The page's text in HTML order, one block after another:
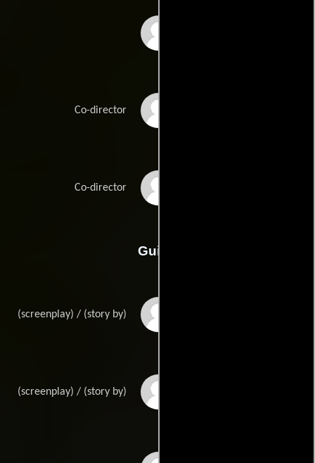
Co-director
Co-director
Guión
(screenplay) / (story by)
(screenplay) / (story by)